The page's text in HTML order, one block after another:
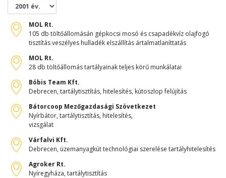
MOL Rt.
105 db töltőállomásán gépkocsi mosó és csapadékvíz olajfogó
tisztítás veszélyes hulladék elszállítás ártalmatlaníttatás
MOL Rt.
28 db töltőállomás tartályainak teljes körű munkálatai
Bóbis Team Kft.
Debrecen, tartálytisztítás, hitelesítés, kútoszlop felújítás
Bátorcoop Mezőgazdasági Szövetkezet
Nyírbátor, tartálytisztítás, hitelesítés,
vizsgálat
Várfalvi Kft.
Debrecen, üzemanyagkút technológiai szerelése tartályhitelesítés
Agroker Rt.
Nyíregyháza, tartálytisztítás